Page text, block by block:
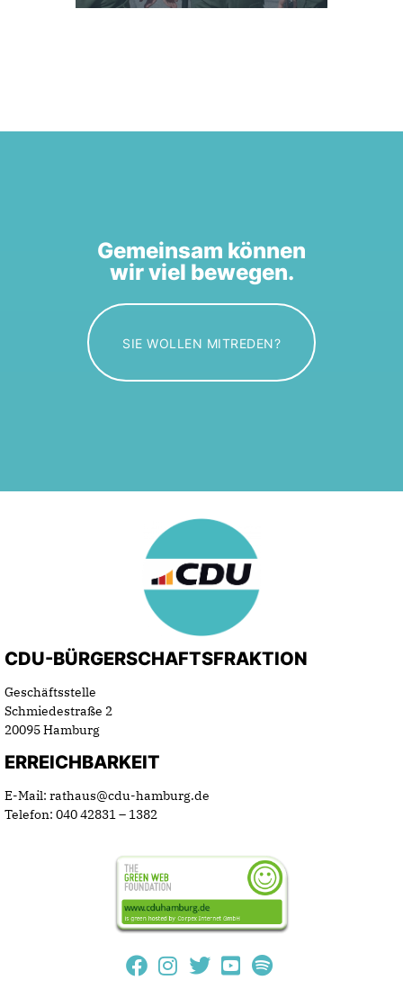
Gemeinsam können
wir viel bewegen.
SIE WOLLEN MITREDEN?
CDU-BÜRGERSCHAFTSFRAKTION
Geschäftsstelle
Schmiedestraße 2
20095 Hamburg
ERREICHBARKEIT
E-Mail: rathaus@cdu-hamburg.de
Telefon: 040 42831 – 1382